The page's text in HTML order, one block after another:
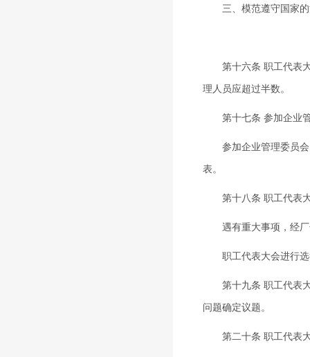
三、模范遵守国家的
第十六条 职工代表大
理人员应超过半数。
第十七条 参加企业管
参加企业管理委员会
表。
第十八条 职工代表大
遇有重大事项，经厂
职工代表大会进行选
第十九条 职工代表大
问题确定议题。
第二十条 职工代表大